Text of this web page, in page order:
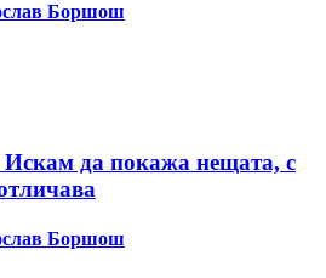
Боршош
да покажа нещата, с
Боршош